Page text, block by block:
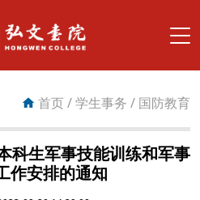
搜索
首页/学生事务 / 国防教育
科生军事技能训练和军事
作安排的通知